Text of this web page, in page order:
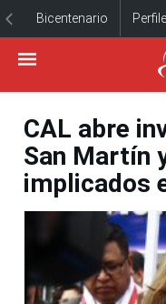
Bicentenario
CAL abre
San Martín
implicados